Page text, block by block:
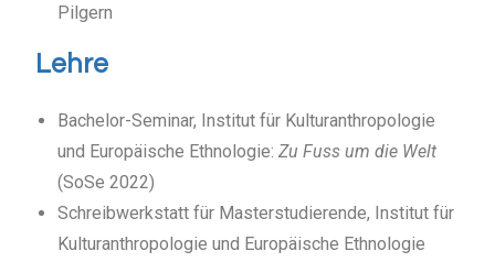
Pilgern
Lehre
Bachelor-Seminar, Institut für Kulturanthropologie
und Europäische Ethnologie:Zu Fuss um die Welt
(SoSe 2022)
Schreibwerkstatt für Masterstudierende, Institut für
Kulturanthropologie und Europäische Ethnologie